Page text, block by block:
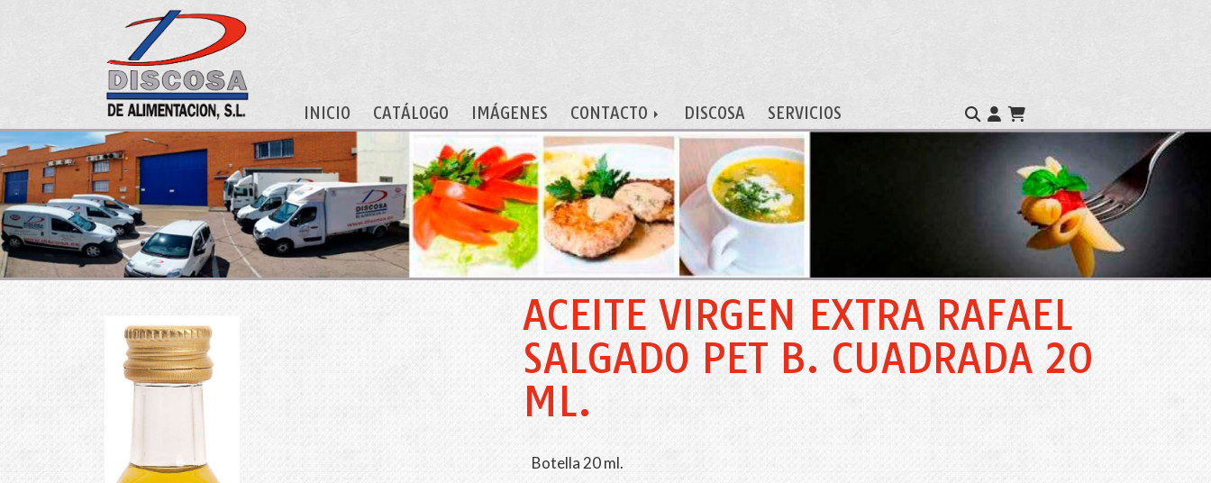
INICIO CATÁLOGO IMÁGENES CONTACTO DISCOSA SERVICIOS
ACEITE VIRGEN EXTRA RAFAEL
SALGADO PET B. CUADRADA 20
ML.
Botella 20 ml.